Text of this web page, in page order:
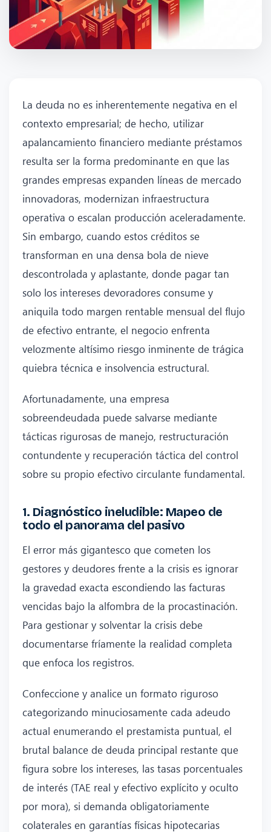
La deuda no es inherentemente negativa en el
contexto empresarial; de hecho, utilizar
apalancamiento financiero mediante préstamos
resulta ser la forma predominante en que las
grandes empresas expanden líneas de mercado
innovadoras, modernizan infraestructura
operativa o escalan producción aceleradamente.
Sin embargo, cuando estos créditos se
transforman en una densa bola de nieve
descontrolada y aplastante, donde pagar tan
solo los intereses devoradores consume y
aniquila todo margen rentable mensual del flujo
de efectivo entrante, el negocio enfrenta
velozmente altísimo riesgo inminente de trágica
quiebra técnica e insolvencia estructural.
Afortunadamente, una empresa
sobreendeudada puede salvarse mediante
tácticas rigurosas de manejo, restructuración
contundente y recuperación táctica del control
sobre su propio efectivo circulante fundamental.
1. Diagnóstico ineludible: Mapeo de
todo el panorama del pasivo
El error más gigantesco que cometen los
gestores y deudores frente a la crisis es ignorar
la gravedad exacta escondiendo las facturas
vencidas bajo la alfombra de la procastinación.
Para gestionar y solventar la crisis debe
documentarse fríamente la realidad completa
que enfoca los registros.
Confeccione y analice un formato riguroso
categorizando minuciosamente cada adeudo
actual enumerando el prestamista puntual, el
brutal balance de deuda principal restante que
figura sobre los intereses, las tasas porcentuales
de interés (TAE real y efectivo explícito y oculto
por mora), si demanda obligatoriamente
colaterales en garantías físicas hipotecarias